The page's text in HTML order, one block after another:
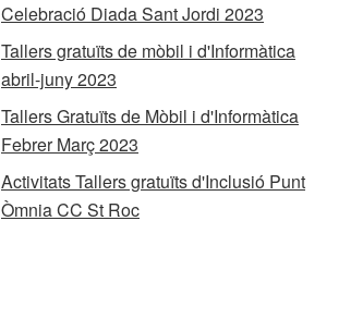
Celebració Diada Sant Jordi 2023
Tallers gratuïts de mòbil i d'Informàtica
abril-juny 2023
Tallers Gratuïts de Mòbil i d'Informàtica
Febrer Març 2023
Activitats Tallers gratuïts d'Inclusió Punt
Òmnia CC St Roc